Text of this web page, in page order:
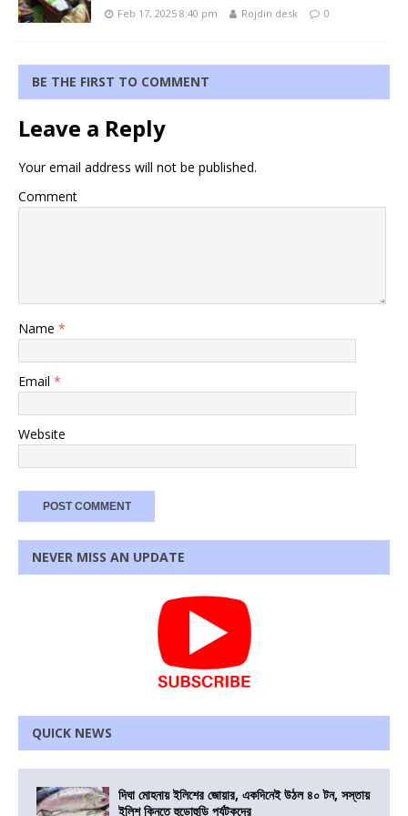
Feb 17, 2025 8:40 pm Rojdin desk 0
BE THE FIRST TO COMMENT
Leave a Reply
Your email address will not be published.
Comment
Name *
Email *
Website
NEVER MISS AN UPDATE
QUICK NEWS
দিঘা মোহনায় ইলিশের জোয়ার, একদিনেই উঠল ৪০ টন, সস্তায়
ইলিশ কিনতে হুড়োহুড়ি পর্যটকদের